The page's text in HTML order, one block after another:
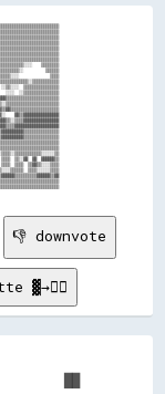
▒▒▒▒▒▒▒▒
▒▒▒▒▒▒
▒▒▒▒
▒▒▒▒▒▒▒▒▒▒▒▒▒▒▒▒
░░░░  ░░▒▒▒▒▒▒▒▒▒▒▒▒▒▒▒▒
▓▓▒▒▓▓▓▓▓▓▓▓▓▓▓▓▓▓▓▓
▒▒▒▒  ▒▒░░▓▓  ▓▓  ▓▓▓▓▓▓▒▒
▒▒▒▒  ▒▒▒▒  ▒▒▓▓▒▒░░░░▒▒▒▒
▒▒▒▒░░░░░░▒▒▒▒
👎 downvote
▓→✊🏽